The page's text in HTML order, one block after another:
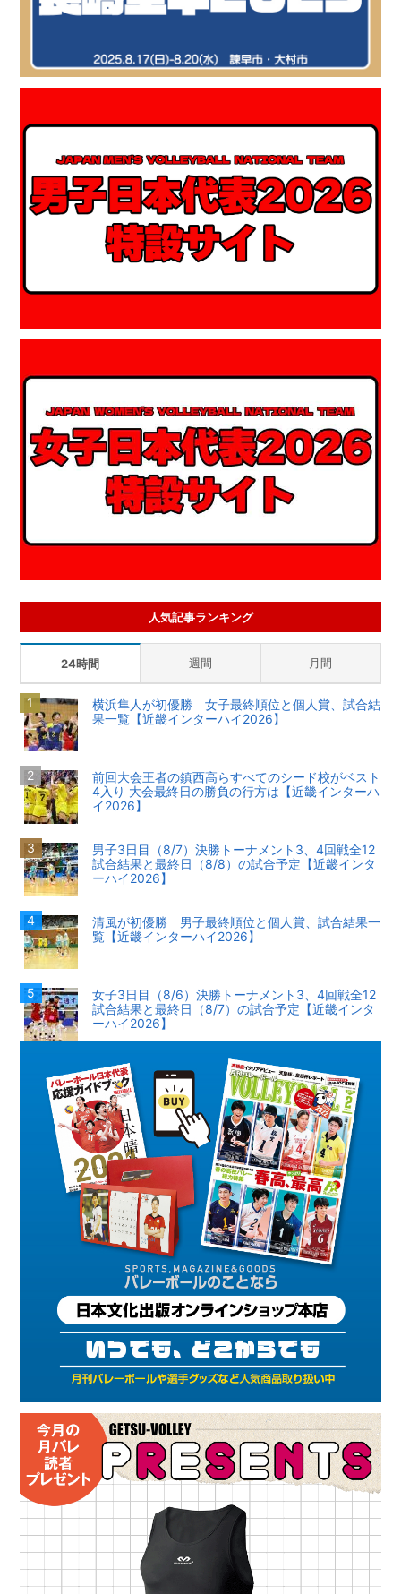
人気記事ランキング
24時間 週間 月間
横浜隼人が初優勝 女子最終順位と個人賞、試合結
果一覧【近畿インターハイ2026】
前回大会王者の鎮西高らすべてのシード校がベスト
4入り 大会最終日の勝負の行方は【近畿インターハ
イ2026】
男子3日目（8/7）決勝トーナメント3、4回戦全12
試合結果と最終日（8/8）の試合予定【近畿インタ
ーハイ2026】
清風が初優勝 男子最終順位と個人賞、試合結果一
覧【近畿インターハイ2026】
女子3日目（8/6）決勝トーナメント3、4回戦全12
試合結果と最終日（8/7）の試合予定【近畿インタ
ーハイ2026】